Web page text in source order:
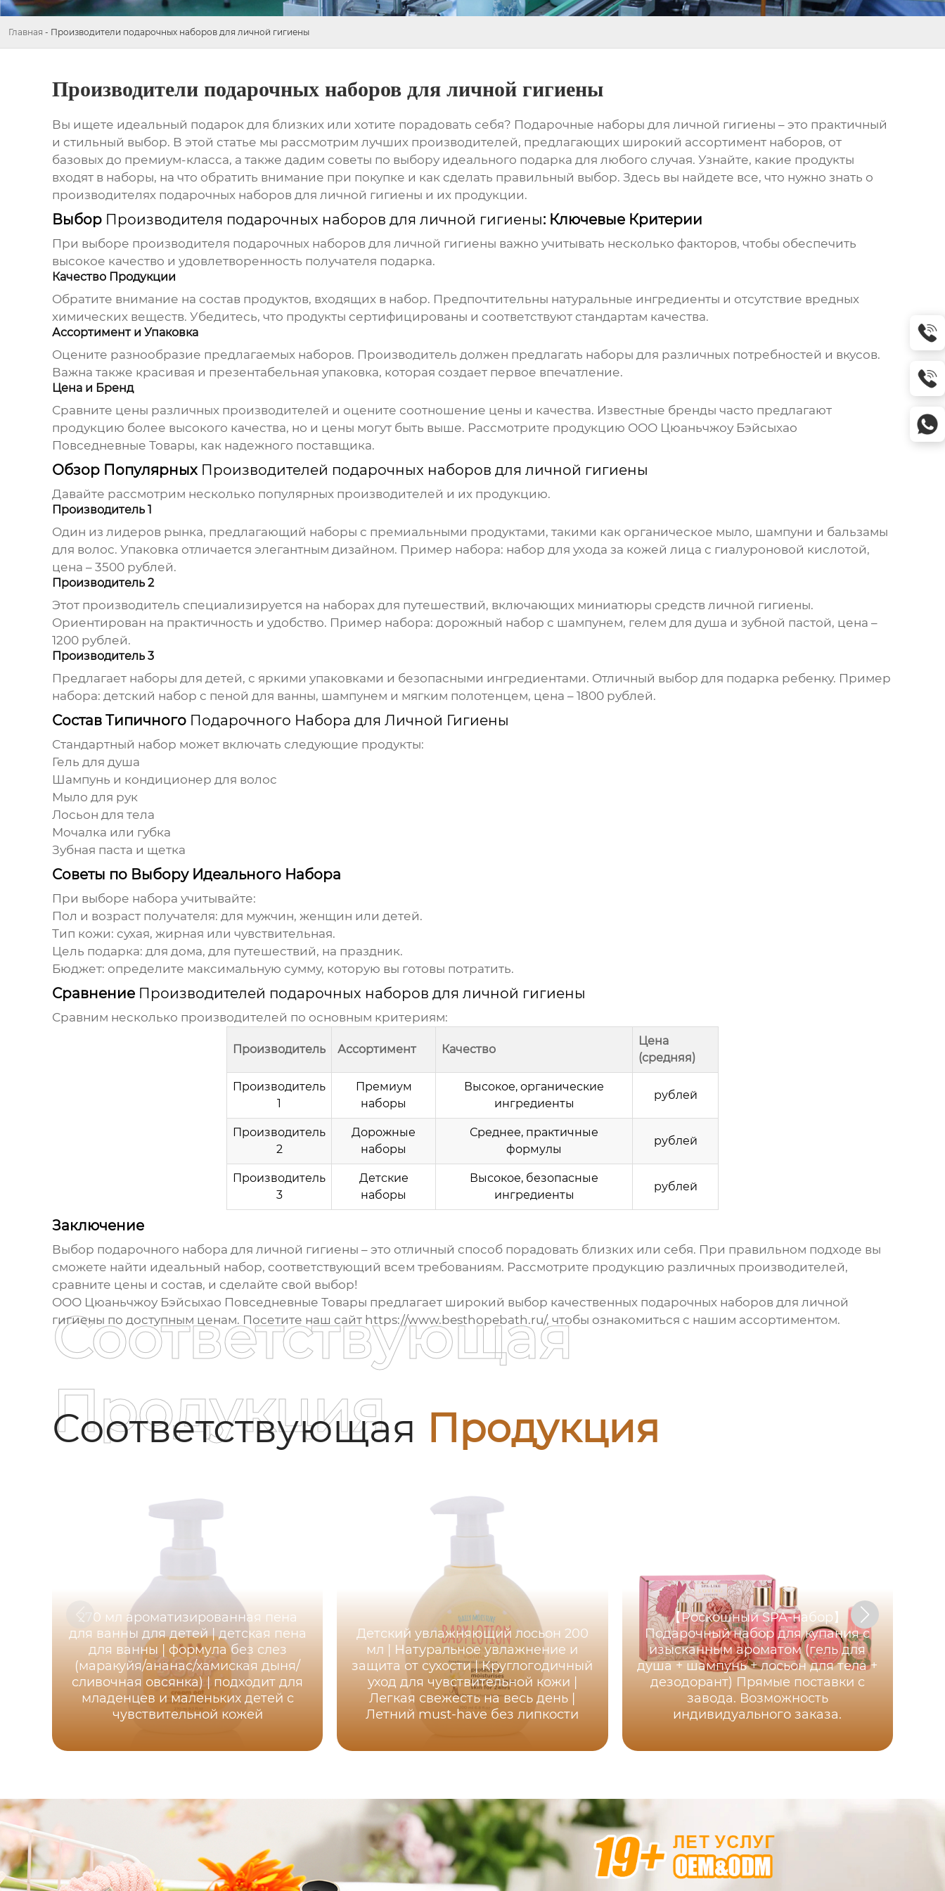
Главная - Производители подарочных наборов для личной гигиены
Производители подарочных наборов для личной гигиены
Вы ищете идеальный подарок для близких или хотите порадовать себя? Подарочные наборы для личной гигиены – это практичный
и стильный выбор. В этой статье мы рассмотрим лучших производителей, предлагающих широкий ассортимент наборов, от
базовых до премиум-класса, а также дадим советы по выбору идеального подарка для любого случая. Узнайте, какие продукты
входят в наборы, на что обратить внимание при покупке и как сделать правильный выбор. Здесь вы найдете все, что нужно знать о
производителях подарочных наборов для личной гигиены и их продукции.
Выбор Производителя подарочных наборов для личной гигиены: Ключевые Критерии
При выборе производителя подарочных наборов для личной гигиены важно учитывать несколько факторов, чтобы обеспечить
высокое качество и удовлетворенность получателя подарка.
Качество Продукции
Обратите внимание на состав продуктов, входящих в набор. Предпочтительны натуральные ингредиенты и отсутствие вредных
химических веществ. Убедитесь, что продукты сертифицированы и соответствуют стандартам качества.
Ассортимент и Упаковка
Оцените разнообразие предлагаемых наборов. Производитель должен предлагать наборы для различных потребностей и вкусов.
Важна также красивая и презентабельная упаковка, которая создает первое впечатление.
Цена и Бренд
Сравните цены различных производителей и оцените соотношение цены и качества. Известные бренды часто предлагают
продукцию более высокого качества, но и цены могут быть выше. Рассмотрите продукцию ООО Цюаньчжоу Бэйсыхао
Повседневные Товары, как надежного поставщика.
Обзор Популярных Производителей подарочных наборов для личной гигиены
Давайте рассмотрим несколько популярных производителей и их продукцию.
Производитель 1
Один из лидеров рынка, предлагающий наборы с премиальными продуктами, такими как органическое мыло, шампуни и бальзамы
для волос. Упаковка отличается элегантным дизайном. Пример набора: набор для ухода за кожей лица с гиалуроновой кислотой,
цена – 3500 рублей.
Производитель 2
Этот производитель специализируется на наборах для путешествий, включающих миниатюры средств личной гигиены.
Ориентирован на практичность и удобство. Пример набора: дорожный набор с шампунем, гелем для душа и зубной пастой, цена –
1200 рублей.
Производитель 3
Предлагает наборы для детей, с яркими упаковками и безопасными ингредиентами. Отличный выбор для подарка ребенку. Пример
набора: детский набор с пеной для ванны, шампунем и мягким полотенцем, цена – 1800 рублей.
Состав Типичного Подарочного Набора для Личной Гигиены
Стандартный набор может включать следующие продукты:
Гель для душа
Шампунь и кондиционер для волос
Мыло для рук
Лосьон для тела
Мочалка или губка
Зубная паста и щетка
Советы по Выбору Идеального Набора
При выборе набора учитывайте:
Пол и возраст получателя: для мужчин, женщин или детей.
Тип кожи: сухая, жирная или чувствительная.
Цель подарка: для дома, для путешествий, на праздник.
Бюджет: определите максимальную сумму, которую вы готовы потратить.
Сравнение Производителей подарочных наборов для личной гигиены
Сравним несколько производителей по основным критериям:
Производитель Ассортимент Качество
Цена
(средняя)
Производитель
1
Премиум
наборы
Высокое, органические
ингредиенты
рублей
Производитель
2
Дорожные
наборы
Среднее, практичные
формулы
рублей
Производитель
3
Детские
наборы
Высокое, безопасные
ингредиенты
рублей
Заключение
Выбор подарочного набора для личной гигиены – это отличный способ порадовать близких или себя. При правильном подходе вы
сможете найти идеальный набор, соответствующий всем требованиям. Рассмотрите продукцию различных производителей,
сравните цены и состав, и сделайте свой выбор!
ООО Цюаньчжоу Бэйсыхао Повседневные Товары предлагает широкий выбор качественных подарочных наборов для личной
гигиены по доступным ценам. Посетите наш сайт https://www.besthopebath.ru/, чтобы ознакомиться с нашим ассортиментом.
Соответствующая Продукция
Соответствующая
Продукция
270 мл ароматизированная пена
для ванны для детей | детская пена
для ванны | формула без слез
(маракуйя/ананас/хамиская дыня/
сливочная овсянка) | подходит для
младенцев и маленьких детей с
чувствительной кожей
Детский увлажняющий лосьон 200
мл | Натуральное увлажнение и
защита от сухости | Круглогодичный
уход для чувствительной кожи |
Легкая свежесть на весь день |
Летний must-have без липкости
【Роскошный SPA-набор】
Подарочный набор для купания с
изысканным ароматом (гель для
душа + шампунь + лосьон для тела +
дезодорант) Прямые поставки с
завода. Возможность
индивидуального заказа.